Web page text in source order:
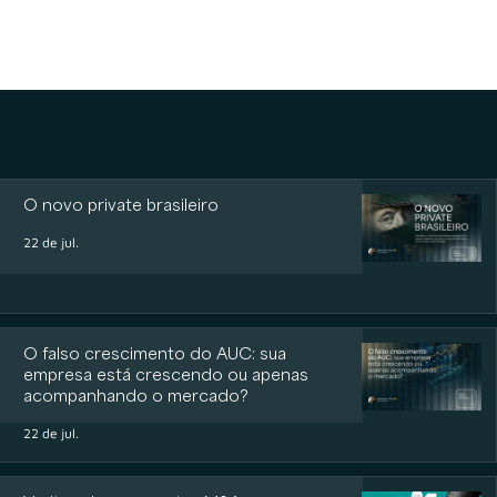
O novo private brasileiro
22 de jul.
O falso crescimento do AUC: sua
empresa está crescendo ou apenas
acompanhando o mercado?
22 de jul.